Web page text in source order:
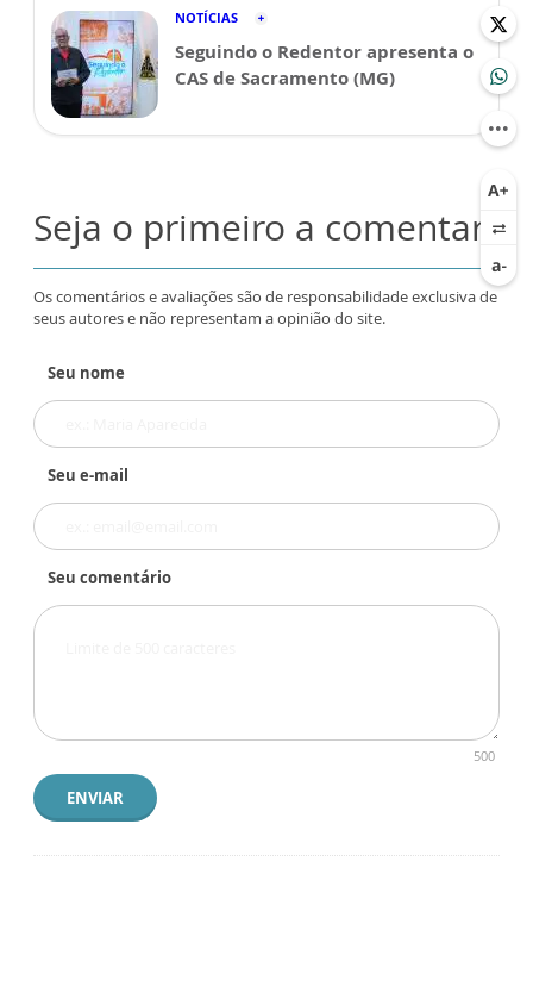
NOTÍCIAS
Seguindo o Redentor apresenta o
CAS de Sacramento (MG)
Seja o primeiro a comentar
Os comentários e avaliações são de responsabilidade exclusiva de
seus autores e não representam a opinião do site.
Seu nome
Seu e-mail
Seu comentário
500
ENVIAR